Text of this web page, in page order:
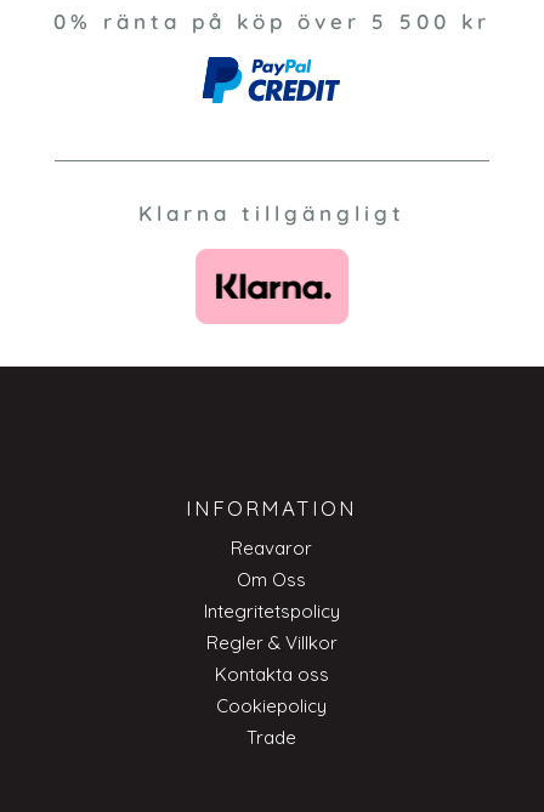
0% ränta på köp över 5 500 kr
Klarna tillgängligt
INFORMATION
Reavaror
Om Oss
Integritetspolicy
Regler & Villkor
Kontakta oss
Cookiepolicy
Trade